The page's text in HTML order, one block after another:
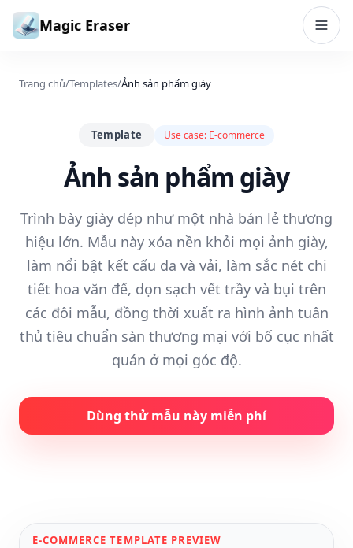
Bỏ qua đến nội dung
Magic Eraser
Trang chủ/Templates/Ảnh sản phẩm giày
Template Use case: E-commerce
Ảnh sản phẩm giày
Trình bày giày dép như một nhà bán lẻ thương
hiệu lớn. Mẫu này xóa nền khỏi mọi ảnh giày,
làm nổi bật kết cấu da và vải, làm sắc nét chi
tiết hoa văn đế, dọn sạch vết trầy và bụi trên
các đôi mẫu, đồng thời xuất ra hình ảnh tuân
thủ tiêu chuẩn sàn thương mại với bố cục nhất
quán ở mọi góc độ.
Dùng thử mẫu này miễn phí
E-COMMERCE TEMPLATE PREVIEW